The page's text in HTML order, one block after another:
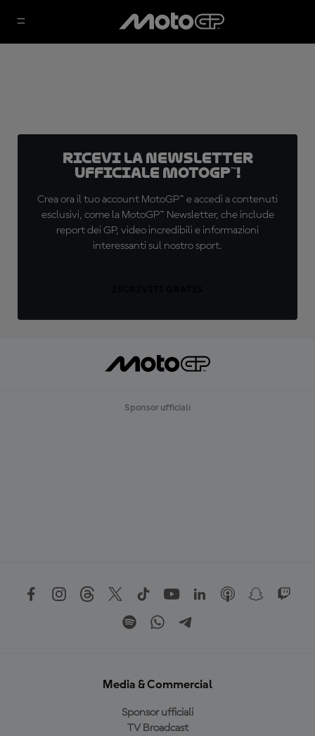
Ricevi la newsletter
ufficiale MotoGP™!
Crea ora il tuo account MotoGP™ e accedi a contenuti
esclusivi, come la MotoGP™ Newsletter, che include
report dei GP, video incredibili e informazioni
interessanti sul nostro sport.
Sponsor ufficiali
Media & Commercial
Sponsor ufficiali
TV Broadcast